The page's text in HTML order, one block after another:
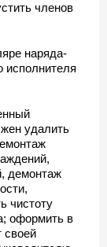
членов
наряда-
исполнителя
удалить
демонтаж
чистоту
оформить в
своей